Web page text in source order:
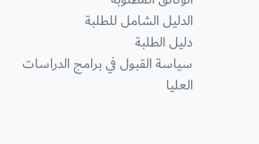
الدليل الشامل للطلبة
دليل الطلبة
سياسة القبول في برامج الدراسات
العليا